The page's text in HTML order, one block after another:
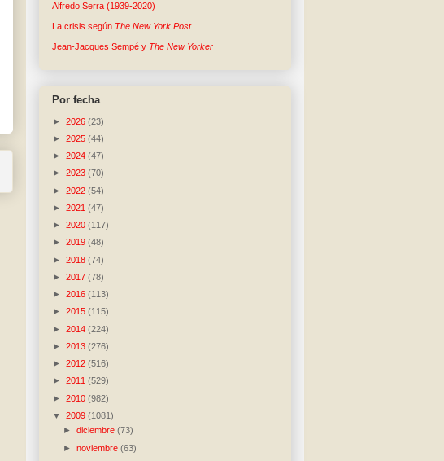
Alfredo Serra (1939-2020)
La crisis según The New York Post
Jean-Jacques Sempé y The New Yorker
Por fecha
► 2026 (23)
► 2025 (44)
► 2024 (47)
► 2023 (70)
► 2022 (54)
► 2021 (47)
► 2020 (117)
► 2019 (48)
► 2018 (74)
► 2017 (78)
► 2016 (113)
► 2015 (115)
► 2014 (224)
► 2013 (276)
► 2012 (516)
► 2011 (529)
► 2010 (982)
▼ 2009 (1081)
►diciembre(73)
►noviembre(63)